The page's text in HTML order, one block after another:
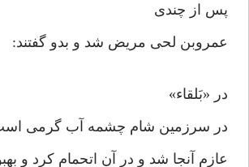
پس از چندی
عمروبن لحی مریض شد و بدو گفتند:
در «بَلقاء»
در سرزمین شام چشمه آب گرمی است
عازم آنجا شد و در آن اتحمام کرد و